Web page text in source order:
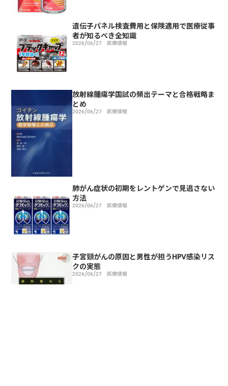
遺伝子パネル検査費用と保険適用で医療従事
者が知るべき全知識
2026/06/27 医療情報
放射線腫瘍学国試の頻出テーマと合格戦略ま
とめ
2026/06/27 医療情報
肺がん症状の初期をレントゲンで見逃さない
方法
2026/06/27 医療情報
子宮頸がんの原因と男性が担うHPV感染リス
クの実態
2026/06/27 医療情報